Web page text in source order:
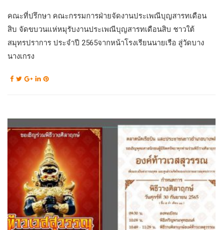
คณะที่ปรึกษา คณะกรรมการฝ่ายจัดงานประเพณีบุญสารทเดือน
สิบ จัดขบวนแห่หมุรับงานประเพณีบุญสารทเดือนสิบ ชาวใต้
สมุทรปราการ ประจำปี 2565จากหน้าโรงเรียนนายเรือ สู่วัดบาง
นางเกรง